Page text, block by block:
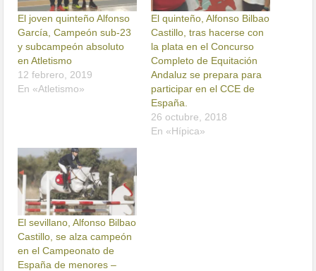
El joven quinteño Alfonso
García, Campeón sub-23
y subcampeón absoluto
en Atletismo
12 febrero, 2019
En «Atletismo»
El quinteño, Alfonso Bilbao
Castillo, tras hacerse con
la plata en el Concurso
Completo de Equitación
Andaluz se prepara para
participar en el CCE de
España.
26 octubre, 2018
En «Hípica»
El sevillano, Alfonso Bilbao
Castillo, se alza campeón
en el Campeonato de
España de menores –